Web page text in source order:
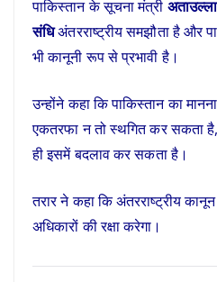
पाकिस्तान के सूचना मंत्री
संधिअंतरराष्ट्रीय समझौता है और
भी कानूनी रूप से प्रभावी है।
उन्होंने कहा कि पाकिस्तान का
एकतरफा न तो स्थगित कर सकता
ही इसमें बदलाव कर सकता है।
तरार ने कहा कि अंतरराष्ट्रीय
अधिकारों की रक्षा करेगा।